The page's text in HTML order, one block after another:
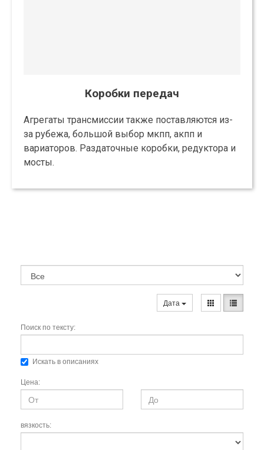
Коробки передач
Агрегаты трансмиссии также поставляются из-
за рубежа, большой выбор мкпп, акпп и
вариаторов. Раздаточные коробки, редуктора и
мосты.
Дата
Поиск по тексту:
Искать в описаниях
Цена:
вязкость: